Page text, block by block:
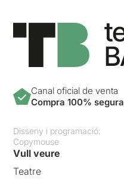
Canal oficial de venta
Compra 100% segura
Disseny i programació:
Copymouse
Vull veure
Teatre